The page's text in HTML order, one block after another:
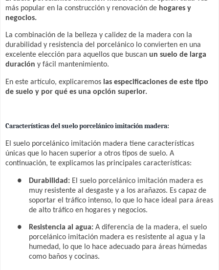
más popular en la construcción y renovación de hogares y
negocios.
La combinación de la belleza y calidez de la madera con la
durabilidad y resistencia del porcelánico lo convierten en una
excelente elección para aquellos que buscan un suelo de larga
duración y fácil mantenimiento.
En este artículo, explicaremos las especificaciones de este tipo
de suelo y por qué es una opción superior.
Características del suelo porcelánico imitación madera:
El suelo porcelánico imitación madera tiene características
únicas que lo hacen superior a otros tipos de suelo. A
continuación, te explicamos las principales características:
● Durabilidad: El suelo porcelánico imitación madera es
muy resistente al desgaste y a los arañazos. Es capaz de
soportar el tráfico intenso, lo que lo hace ideal para áreas
de alto tráfico en hogares y negocios.
● Resistencia al agua: A diferencia de la madera, el suelo
porcelánico imitación madera es resistente al agua y la
humedad, lo que lo hace adecuado para áreas húmedas
como baños y cocinas.